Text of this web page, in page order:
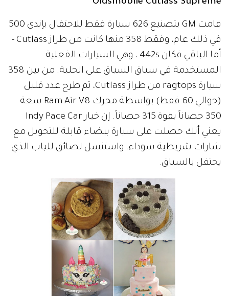
قامت GM بتصنيع 626 سيارة فقط للاحتفال بإندي 500
في ذلك عام، وفقط 358 منها كانت من طراز Cutlass -
أما الباقي فكان 442s ، وهي السيارات الفعلية
المستخدمة في سباق السباق على الحلبة. من بين 358
سيارة ragtops من طراز Cutlass، تم طرح عدد قليل
(حوالي 60 فقط) بواسطة محرك Ram Air V8 سعة
350 حصاناً بقوة 315 حصاناً. إن خيار Indy Pace Car
يعني أنك حصلت على سيارة بيضاء قابلة للتحويل مع
شارات شريطية سوداء، واستنسل لصائق للباب الذي
يحتفل بالسباق.